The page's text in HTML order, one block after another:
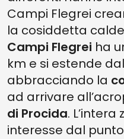
Campi Flegrei
la cosiddetta
Campi Flegrei ha
km e si estende
abbracciando la
ad arrivare
di Procida.
interesse dal